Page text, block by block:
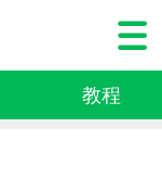
教程